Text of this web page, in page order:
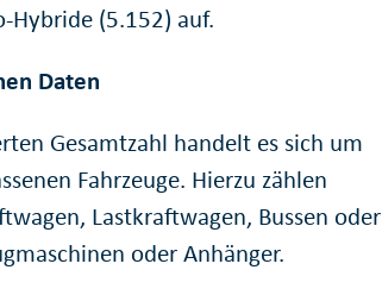
Hybride (5.152) auf.
Daten
Gesamtzahl handelt es sich um
Fahrzeuge. Hierzu zählen
Lastkraftwagen, Bussen oder
oder Anhänger.